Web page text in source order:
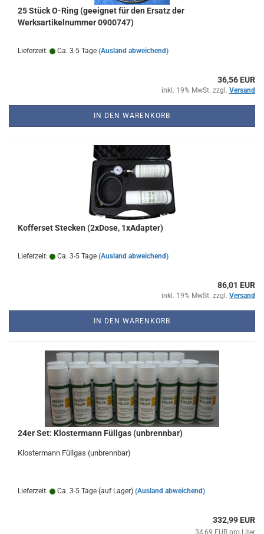
25 Stück O-Ring (geeignet für den Ersatz der
Werksartikelnummer 0900747)
Lieferzeit: Ca. 3-5 Tage (Ausland abweichend)
36,56 EUR
inkl. 19% MwSt. zzgl. Versand
IN DEN WARENKORB
Kofferset Stecken (2xDose, 1xAdapter)
Lieferzeit: Ca. 3-5 Tage (Ausland abweichend)
86,01 EUR
inkl. 19% MwSt. zzgl. Versand
IN DEN WARENKORB
24er Set: Klostermann Füllgas (unbrennbar)
Klostermann Füllgas (unbrennbar)
Lieferzeit: Ca. 3-5 Tage (auf Lager) (Ausland abweichend)
332,99 EUR
34,69 EUR pro Liter